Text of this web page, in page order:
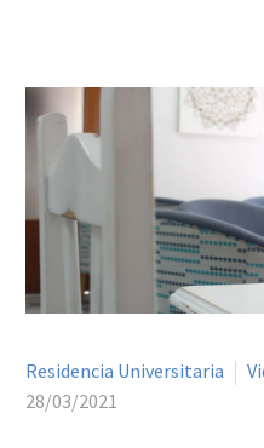
Residencia Universitaria
28/03/2021